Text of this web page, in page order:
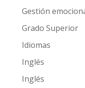
Gestión
Grado Superior
Idiomas
Inglés
Inglés